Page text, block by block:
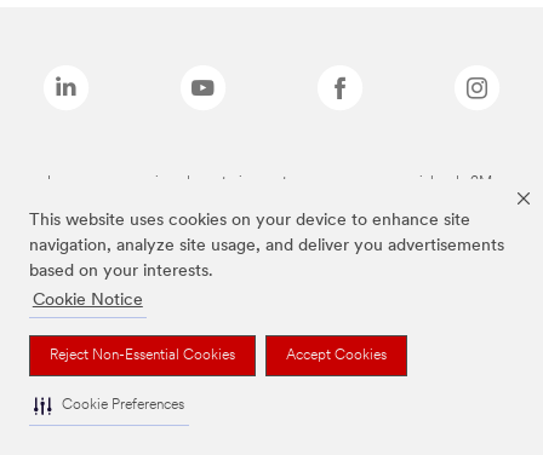
This website uses cookies on your device to enhance site
navigation, analyze site usage, and deliver you advertisements
based on your interests.
Cookie Notice
Reject Non-Essential Cookies Accept Cookies
Cookie Preferences
Las marcas mencionadas anteriormente son marcas comerciales de 3M.